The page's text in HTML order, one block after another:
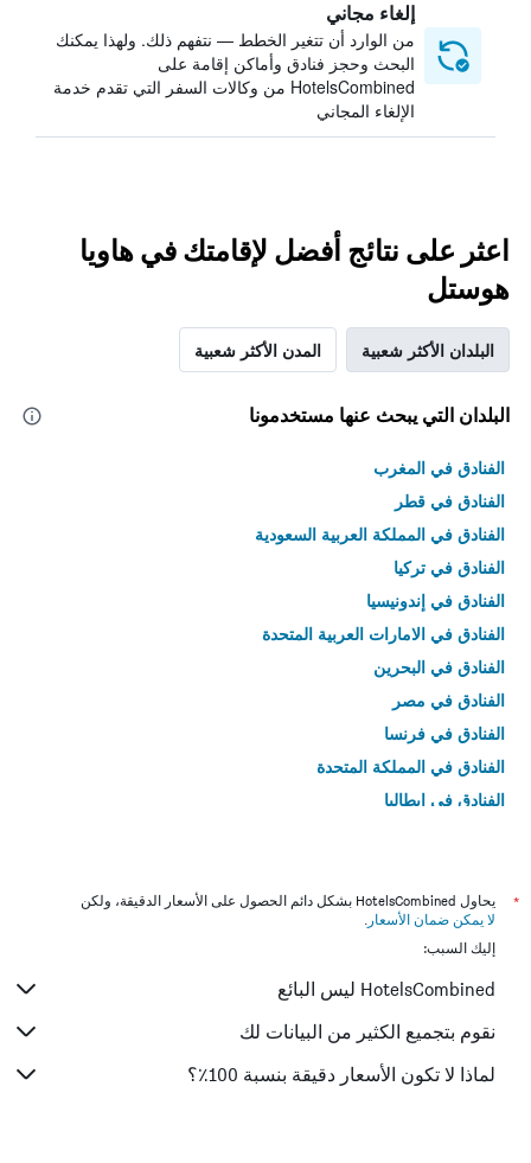
إلغاء مجاني
من الوارد أن تتغير الخطط — نتفهم ذلك. ولهذا يمكنك
البحث وحجز فنادق وأماكن إقامة على
HotelsCombined من وكالات السفر التي تقدم خدمة
الإلغاء المجاني
اعثر على نتائج أفضل لإقامتك في هاويا
هوستل
البلدان الأكثر شعبية المدن الأكثر شعبية
البلدان التي يبحث عنها مستخدمونا
الفنادق في المغرب
الفنادق في قطر
الفنادق في المملكة العربية السعودية
الفنادق في تركيا
الفنادق في إندونيسيا
الفنادق في الامارات العربية المتحدة
الفنادق في البحرين
الفنادق في مصر
الفنادق في فرنسا
الفنادق في المملكة المتحدة
الفنادق في إيطاليا
*
يحاول HotelsCombined بشكل دائم الحصول على الأسعار الدقيقة، ولكن
لا يمكن ضمان الأسعار .
إليك السبب:
HotelsCombined ليس البائع
نقوم بتجميع الكثير من البيانات لك
لماذا لا تكون الأسعار دقيقة بنسبة 100٪؟